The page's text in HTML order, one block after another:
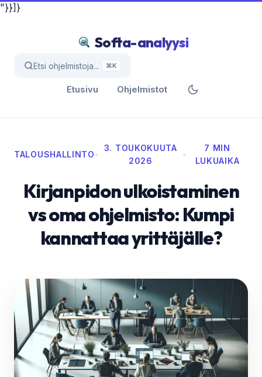
"}}]}
Softa-analyysi
Etsi ohjelmistoja... ⌘K
Etusivu Ohjelmistot
TALOUSHALLINTO•
3. TOUKOKUUTA
2026
•
7 MIN
LUKUAIKA
Kirjanpidon ulkoistaminen
vs oma ohjelmisto: Kumpi
kannattaa yrittäjälle?